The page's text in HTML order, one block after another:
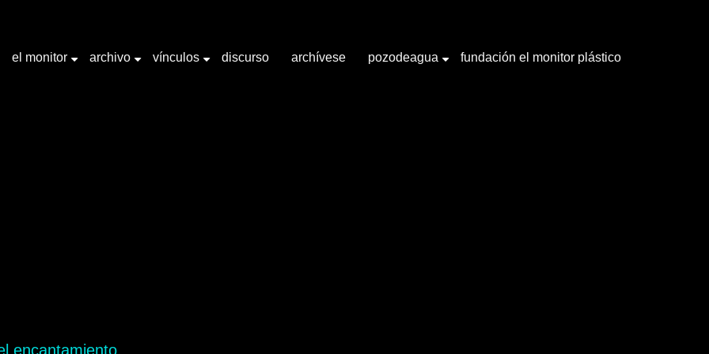
el monitor archivo vínculos discurso archívese pozodeagua fundación el monitor plástico
encantamiento.